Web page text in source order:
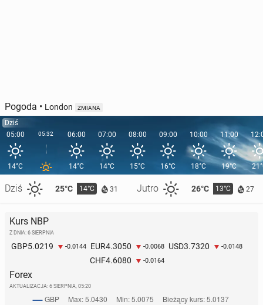
Pogoda • London ZMIANA
Dziś
05:00
14°C
Dziś 25°C 14°C 31 Jutro 26°C 13°C 27
05:32 06:00
14°C
07:00
14°C
08:00
15°C
09:00
16°C
10:00
18°C
11:00
19°C
Kurs NBP
Z DNIA: 6 SIERPNIA
GBP5.0219 -0.0144 EUR4.3050 -0.0068 USD3.7320 -0.0148
CHF4.6080 -0.0164
Forex
AKTUALIZACJA: 6 SIERPNIA, 05:20